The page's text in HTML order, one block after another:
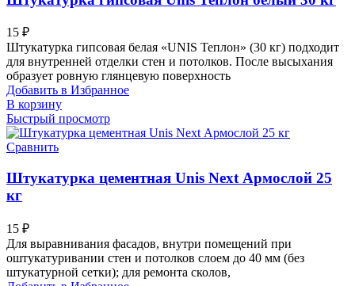
15 ₽
Штукатурка гипсовая белая «UNIS Теплон» (30 кг) подходит
для внутренней отделки стен и потолков. После высыхания
образует ровную глянцевую поверхность
Добавить в Избранное
В корзину
Быстрый просмотр
Сравнить
Штукатурка цементная Unis Next Армослой 25
кг
15 ₽
Для выравнивания фасадов, внутри помещений при
оштукатуривании стен и потолков слоем до 40 мм (без
штукатурной сетки); для ремонта сколов,